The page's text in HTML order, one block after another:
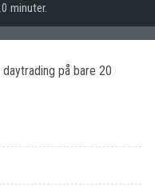
minuter.
på bare 20